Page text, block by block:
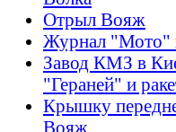
Отрыл Вояж
Журнал "Мото"
Завод КМЗ в
"Гераней" и
Крышку
Вояж